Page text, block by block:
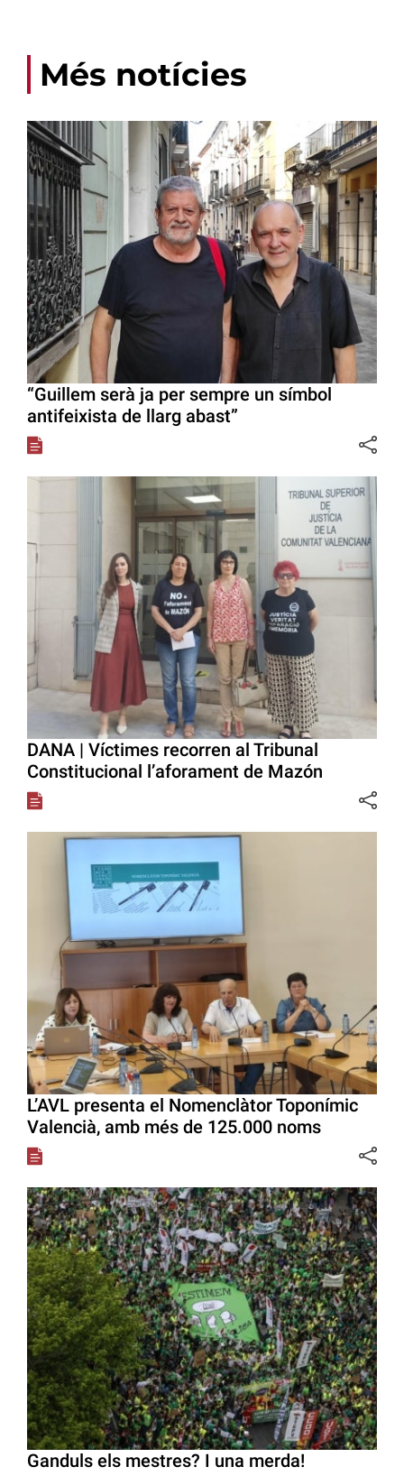
Més notícies
“Guillem serà ja per sempre un símbol
antifeixista de llarg abast”
DANA | Víctimes recorren al Tribunal
Constitucional l’aforament de Mazón
L’AVL presenta el Nomenclàtor Toponímic
Valencià, amb més de 125.000 noms
Ganduls els mestres? I una merda!